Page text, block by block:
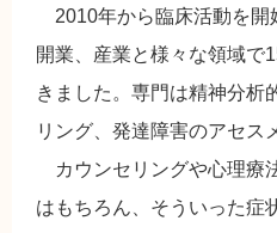
2010年から臨床活動を開
開業、産業と様々な領域で
きました。専門は精神分析
リング、発達障害のアセス
カウンセリングや心理療
はもちろん、そういった症